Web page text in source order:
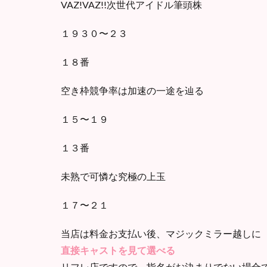
VAZ!VAZ!!次世代アイドル筆頭株
１９３０〜２３
１８番
空き枠競争率は加速の一途を辿る
１５〜１９
１３番
未熟で可憐な究極の上玉
１７〜２１
当店は料金お支払い後、マジックミラー越しに
直接キャストを見て選べる